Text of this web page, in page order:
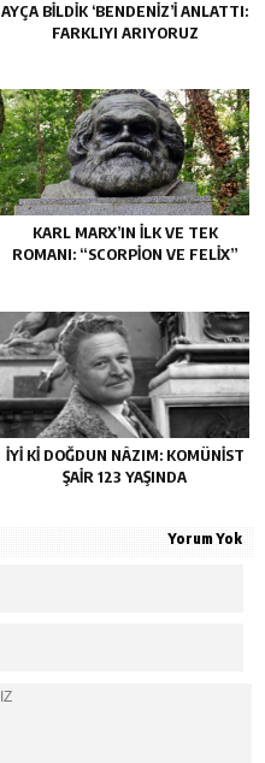
AYÇA BILDIK ‘BENDENIZ’I ANLATTI:
FARKLIYI ARIYORUZ
KARL MARX’IN ILK VE TEK
ROMANI: “SCORPION VE FELIX”
İYI KI DOĞDUN NÂZIM: KOMÜNIST
ŞAIR 123 YAŞINDA
Yorum Yok